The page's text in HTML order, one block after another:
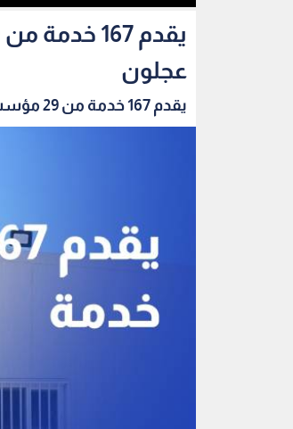
عجلون
يقدم 167 خدمة من 29 مؤسسة.. افتتاح مركز الخدم...